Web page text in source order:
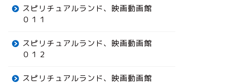
スピリチュアルランド、映画動画館
０１１
スピリチュアルランド、映画動画館
０１２
スピリチュアルランド、映画動画館